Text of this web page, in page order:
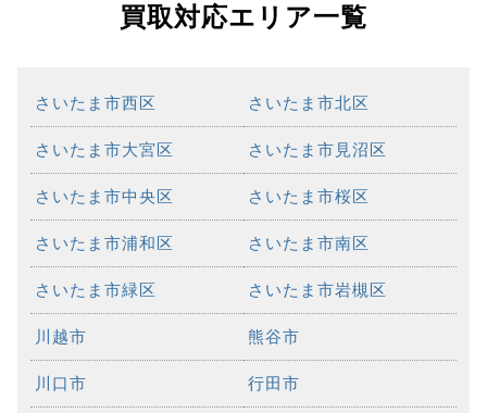
買取対応エリア一覧
さいたま市西区 さいたま市北区
さいたま市大宮区 さいたま市見沼区
さいたま市中央区 さいたま市桜区
さいたま市浦和区 さいたま市南区
さいたま市緑区 さいたま市岩槻区
川越市 熊谷市
川口市 行田市